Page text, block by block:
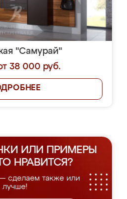
"Самурай"
38 000 руб.
ИЛИ ПРИМЕРЫ
НРАВИТСЯ?
сделаем также или
лучше!